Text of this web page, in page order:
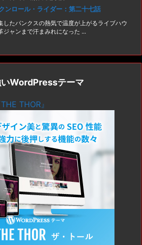
ンロール・ライダー：第二十七話
したパンクスの熱気で温度が上がるライブハウ
ジャンまで汗まみれになった ...
WordPressテーマ
THOR』